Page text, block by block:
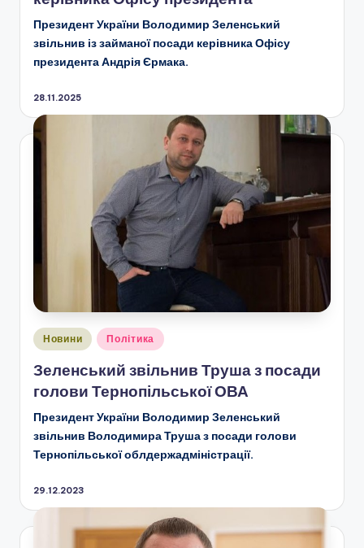
Президент України Володимир Зеленський
звільнив із займаної посади керівника Офісу
президента Андрія Єрмака.
28.11.2025
Опубліковано
Новини Політика
Зеленський звільнив Труша з посади
голови Тернопільської ОВА
Президент України Володимир Зеленський
звільнив Володимира Труша з посади голови
Тернопільської облдержадміністрації.
29.12.2023